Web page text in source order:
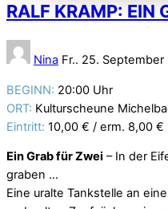
RALF KRAMP: EIN
Nina Fr.. 25.
BEGINN: 20:00 Uhr
ORT: Kulturscheune
Eintritt: 10,00 € / erm. 8,00 €
Ein Grab für Zwei – In der
graben …
Eine uralte Tankstelle an